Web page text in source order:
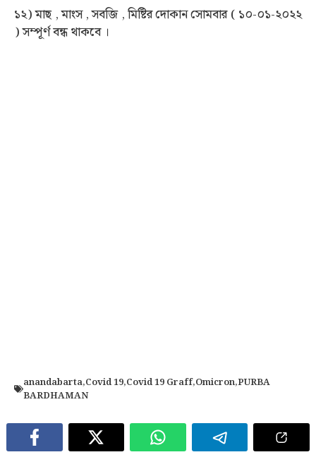
১২) মাছ , মাংস , সবজি , মিষ্টির দোকান সোমবার ( ১০-০১-২০২২
) সম্পূর্ণ বন্ধ থাকবে ।
anandabarta,Covid 19,Covid 19 Graff,Omicron,PURBA
BARDHAMAN